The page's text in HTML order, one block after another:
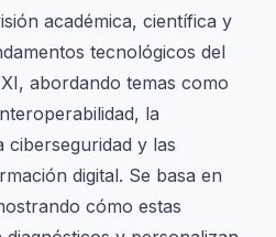
académica, científica y
tecnológicos del
abordando temas como
la
ciberseguridad y las
digital. Se basa en
cómo estas